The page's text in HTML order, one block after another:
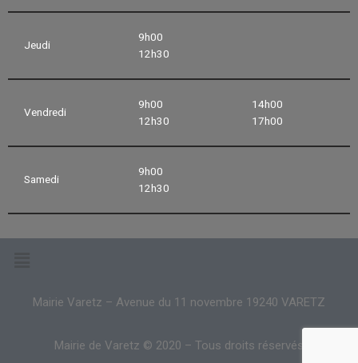
Jeudi
9h00
12h30
Vendredi
9h00
12h30
14h00
17h00
Samedi
9h00
12h30
Mairie Varetz – Avenue du 11 novembre 19240 VARETZ
Mairie de Varetz © 2020 – Tous droits réservés